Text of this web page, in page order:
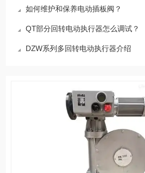
如何维护和保养电动插板阀？
QT部分回转电动执行器怎么调试？
DZW系列多回转电动执行器介绍